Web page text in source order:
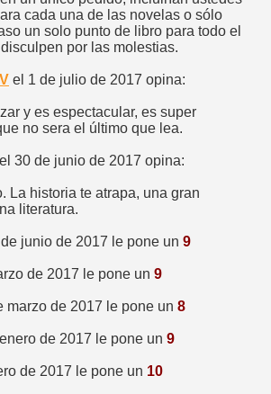
cada una de las novelas o sólo
un solo punto de libro para todo el
por las molestias.
el 1 de julio de 2017 opina:
y es espectacular, es super
no sera el último que lea.
el 30 de junio de 2017 opina:
La historia te atrapa, una gran
literatura.
junio de 2017 le pone un 9
de 2017 le pone un 9
marzo de 2017 le pone un 8
de 2017 le pone un 9
de 2017 le pone un 10